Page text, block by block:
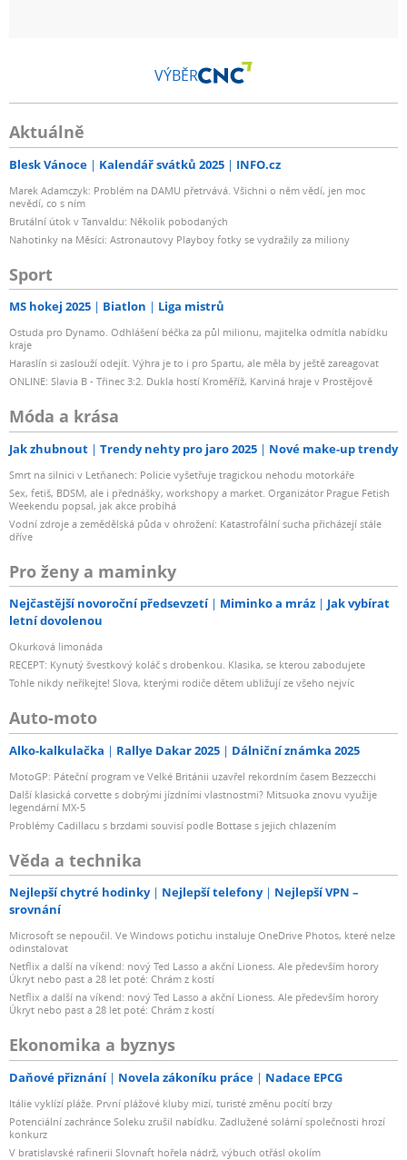
VÝBĚR
Aktuálně
Blesk Vánoce Kalendář svátků 2025 INFO.cz
Marek Adamczyk: Problém na DAMU přetrvává. Všichni o něm vědí, jen moc
nevědí, co s ním
Brutální útok v Tanvaldu: Několik pobodaných
Nahotinky na Měsíci: Astronautovy Playboy fotky se vydražily za miliony
Sport
MS hokej 2025 Biatlon Liga mistrů
Ostuda pro Dynamo. Odhlášení béčka za půl milionu, majitelka odmítla nabídku
kraje
Haraslín si zaslouží odejít. Výhra je to i pro Spartu, ale měla by ještě zareagovat
ONLINE: Slavia B - Třinec 3:2. Dukla hostí Kroměříž, Karviná hraje v Prostějově
Móda a krása
Jak zhubnout Trendy nehty pro jaro 2025 Nové make-up trendy
Smrt na silnici v Letňanech: Policie vyšetřuje tragickou nehodu motorkáře
Sex, fetiš, BDSM, ale i přednášky, workshopy a market. Organizátor Prague Fetish
Weekendu popsal, jak akce probíhá
Vodní zdroje a zemědělská půda v ohrožení: Katastrofální sucha přicházejí stále
dříve
Pro ženy a maminky
Nejčastější novoroční předsevzetí Miminko a mráz
Jak vybírat
letní dovolenou
Okurková limonáda
RECEPT: Kynutý švestkový koláč s drobenkou. Klasika, se kterou zabodujete
Tohle nikdy neříkejte! Slova, kterými rodiče dětem ubližují ze všeho nejvíc
Auto-moto
Alko-kalkulačka Rallye Dakar 2025 Dálniční známka 2025
MotoGP: Páteční program ve Velké Británii uzavřel rekordním časem Bezzecchi
Další klasická corvette s dobrými jízdními vlastnostmi? Mitsuoka znovu využije
legendární MX-5
Problémy Cadillacu s brzdami souvisí podle Bottase s jejich chlazením
Věda a technika
Nejlepší chytré hodinky Nejlepší telefony
Nejlepší VPN –
srovnání
Microsoft se nepoučil. Ve Windows potichu instaluje OneDrive Photos, které nelze
odinstalovat
Netflix a další na víkend: nový Ted Lasso a akční Lioness. Ale především horory
Úkryt nebo past a 28 let poté: Chrám z kostí
Netflix a další na víkend: nový Ted Lasso a akční Lioness. Ale především horory
Úkryt nebo past a 28 let poté: Chrám z kostí
Ekonomika a byznys
Daňové přiznání Novela zákoníku práce Nadace EPCG
Itálie vyklízí pláže. První plážové kluby mizí, turisté změnu pocítí brzy
Potenciální zachránce Soleku zrušil nabídku. Zadlužené solární společnosti hrozí
konkurz
V bratislavské rafinerii Slovnaft hořela nádrž, výbuch otřásl okolím